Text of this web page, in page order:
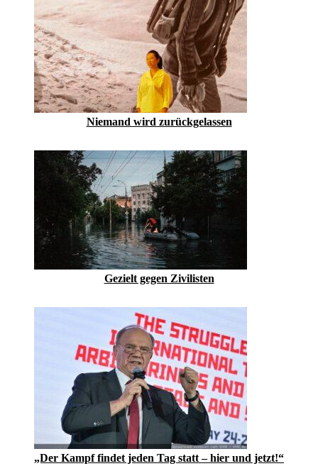
Niemand wird zurückgelassen
Gezielt gegen Zivilisten
„Der Kampf findet jeden Tag statt – hier und jetzt!“